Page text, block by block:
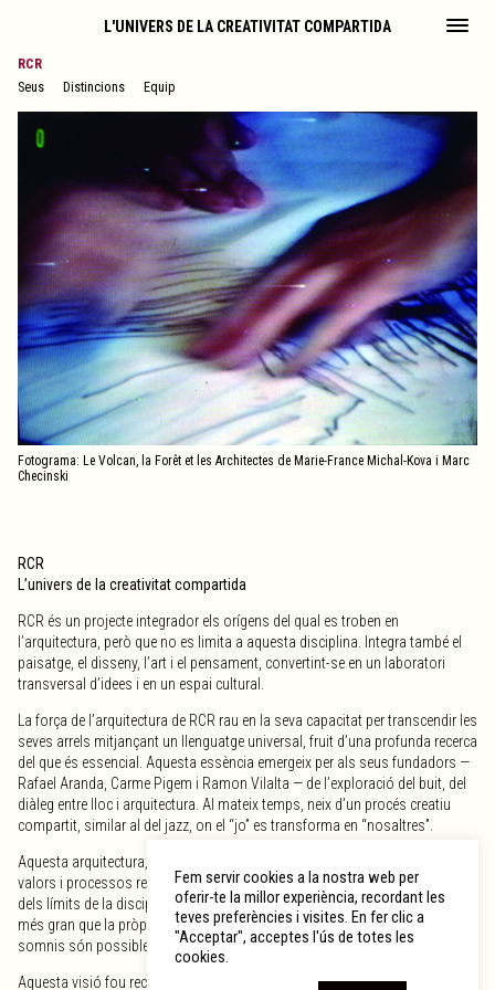
L'UNIVERS DE LA CREATIVITAT COMPARTIDA
RCR
Seus
Distincions Equip
Fotograma: Le Volcan, la Forêt et les Architectes de Marie-France Michal-Kova i Marc
Checinski
RCR
L’univers de la creativitat compartida
RCR és un projecte integrador els orígens del qual es troben en
l’arquitectura, però que no es limita a aquesta disciplina. Integra també el
paisatge, el disseny, l’art i el pensament, convertint-se en un laboratori
transversal d’idees i en un espai cultural.
La força de l’arquitectura de RCR rau en la seva capacitat per transcendir les
seves arrels mitjançant un llenguatge universal, fruit d’una profunda recerca
del que és essencial. Aquesta essència emergeix per als seus fundadors —
Rafael Aranda, Carme Pigem i Ramon Vilalta — de l’exploració del buit, del
diàleg entre lloc i arquitectura. Al mateix temps, neix d’un procés creatiu
compartit, similar al del jazz, on el “jo” es transforma en “nosaltres”.
Aquesta arquitectura, nascuda de la creativitat compartida, al·ludeix a
valors i processos relacionals en tots els sentits. S’expandeix més enllà
dels límits de la disciplina amb una visió holística que abasta quelcom
més gran que la pròpia arquitectura: la vida. En ella, RCR assaja que els
somnis són possibles.
Aquesta visió fou reconeguda amb el Premi Pritzker 2017, considerat el
Fem servir cookies a la nostra web per
oferir-te la millor experiència, recordant les
teves preferències i visites. En fer clic a
"Acceptar", acceptes l'ús de totes les
cookies.